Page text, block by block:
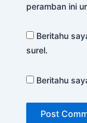
peramban ini
Beritahu
surel.
Beritahu